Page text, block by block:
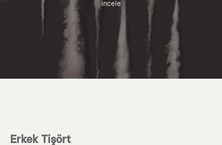
İncele
Erkek Tişört